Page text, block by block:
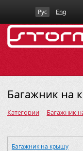
Рус Eng
Багажник на
Категории Багажник
Багажник на крышу